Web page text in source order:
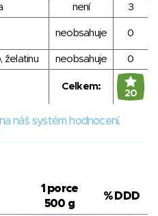
není
3
neobsahuje 0
želatinu neobsahuje 0
Celkem:
20
náš systém hodnocení.
1 porce
500 g
% DDD